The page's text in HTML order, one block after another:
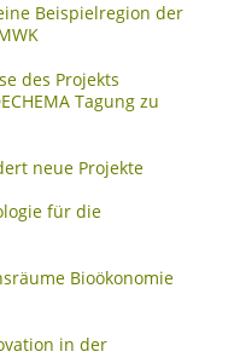
Beispielregion der
des Projekts
Tagung zu
neue Projekte
für die
Bioökonomie
in der